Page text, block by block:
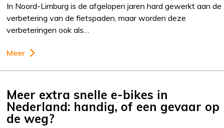
In Noord-Limburg is de afgelopen jaren hard gewerkt aan de
verbetering van de fietspaden, maar worden deze
verbeteringen ook als…
Meer
Meer extra snelle e-bikes in
Nederland: handig, of een gevaar op
de weg?